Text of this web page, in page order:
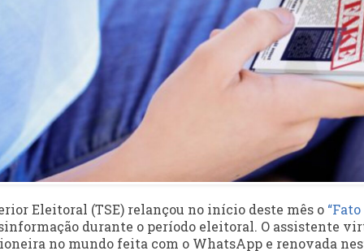
Eleitoral (TSE) relançou no início deste mês o
durante o período eleitoral. O assistente
no mundo feita com o WhatsApp e renovada